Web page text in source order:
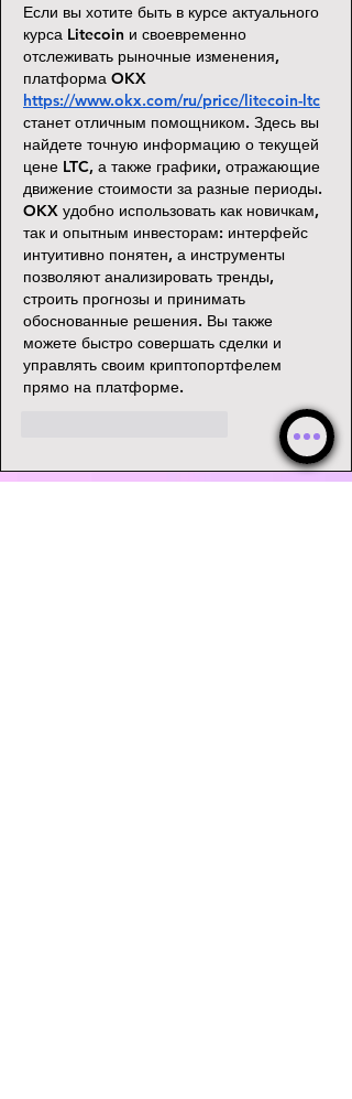
Если вы хотите быть в курсе актуального
курса Litecoin и своевременно
отслеживать рыночные изменения,
платформа OKX
https://www.okx.com/ru/price/litecoin-ltc
станет отличным помощником. Здесь вы
найдете точную информацию о текущей
цене LTC, а также графики, отражающие
движение стоимости за разные периоды.
OKX удобно использовать как новичкам,
так и опытным инвесторам: интерфейс
интуитивно понятен, а инструменты
позволяют анализировать тренды,
строить прогнозы и принимать
обоснованные решения. Вы также
можете быстро совершать сделки и
управлять своим криптопортфелем
прямо на платформе.